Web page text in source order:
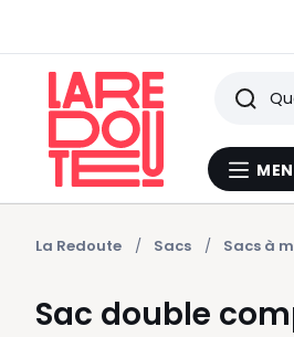
vus
La Redoute Sacs Sacs à
Sac double